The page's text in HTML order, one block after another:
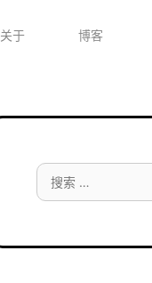
关于 博客
搜
索：